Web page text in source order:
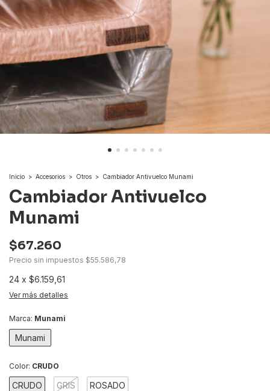
Inicio > Accesorios > Otros > Cambiador Antivuelco Munami
Cambiador Antivuelco
Munami
$67.260
Precio sin impuestos $55.586,78
24 x $6.159,61
Ver más detalles
Marca: Munami
Munami
Color: CRUDO
CRUDO GRIS ROSADO